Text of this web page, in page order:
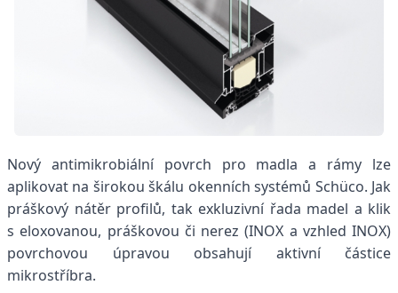
Nový antimikrobiální povrch pro madla a rámy lze
aplikovat na širokou škálu okenních systémů Schüco. Jak
práškový nátěr profilů, tak exkluzivní řada madel a klik
s eloxovanou, práškovou či nerez (INOX a vzhled INOX)
povrchovou úpravou obsahují aktivní částice
mikrostříbra.